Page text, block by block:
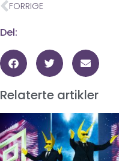
FORRIGE
Del:
Relaterte artikler